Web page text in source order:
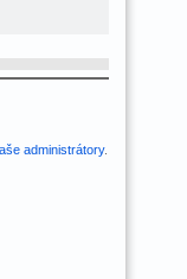
administrátory.